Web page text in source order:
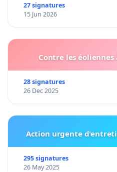
27 signatures
15 Jun 2026
Contre les
28 signatures
26 Dec 2025
Action urgente
295 signatures
26 May 2025